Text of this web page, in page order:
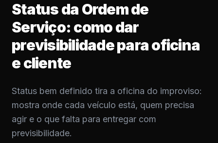
Status da Ordem de
Serviço: como dar
previsibilidade para oficina
e cliente
Status bem definido tira a oficina do improviso:
mostra onde cada veículo está, quem precisa
agir e o que falta para entregar com
previsibilidade.